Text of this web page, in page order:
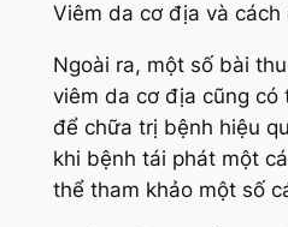
Viêm da cơ địa và cách
Ngoài ra, một số bài
viêm da cơ địa cũng có
để chữa trị bệnh hiệu
khi bệnh tái phát một
thể tham khảo một số